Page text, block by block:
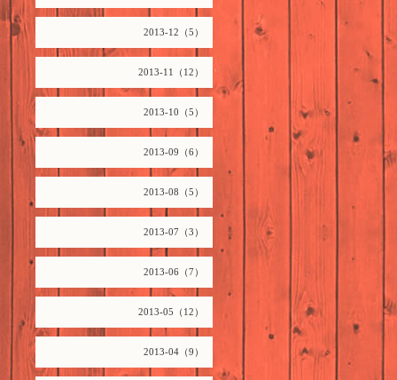
2013-12（5）
2013-11（12）
2013-10（5）
2013-09（6）
2013-08（5）
2013-07（3）
2013-06（7）
2013-05（12）
2013-04（9）